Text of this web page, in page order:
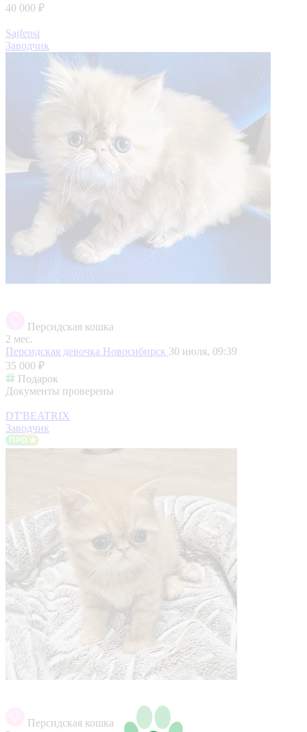
40 000 ₽
Sajfensi
Заводчик
Персидская кошка
2 мес.
Персидская девочка Новосибирск 30 июля, 09:39
35 000 ₽
Подарок
Документы проверены
DT'BEATRIX
Заводчик
Персидская кошка